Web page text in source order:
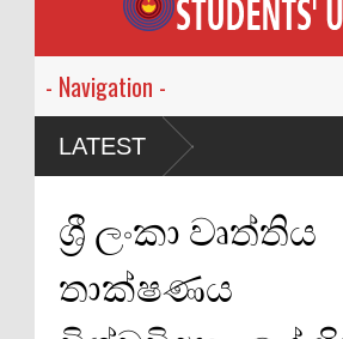
LATEST
ශ්‍රී ලංකා වෘත්තිය
තාක්ෂණය